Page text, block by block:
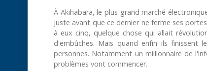
À Akihabara, le plus grand marché
juste avant que ce dernier ne ferme ses
à eux cinq, quelque chose qui allait
d'embûches. Mais quand enfin ils
personnes. Notamment un millionnaire de
problèmes vont commencer.